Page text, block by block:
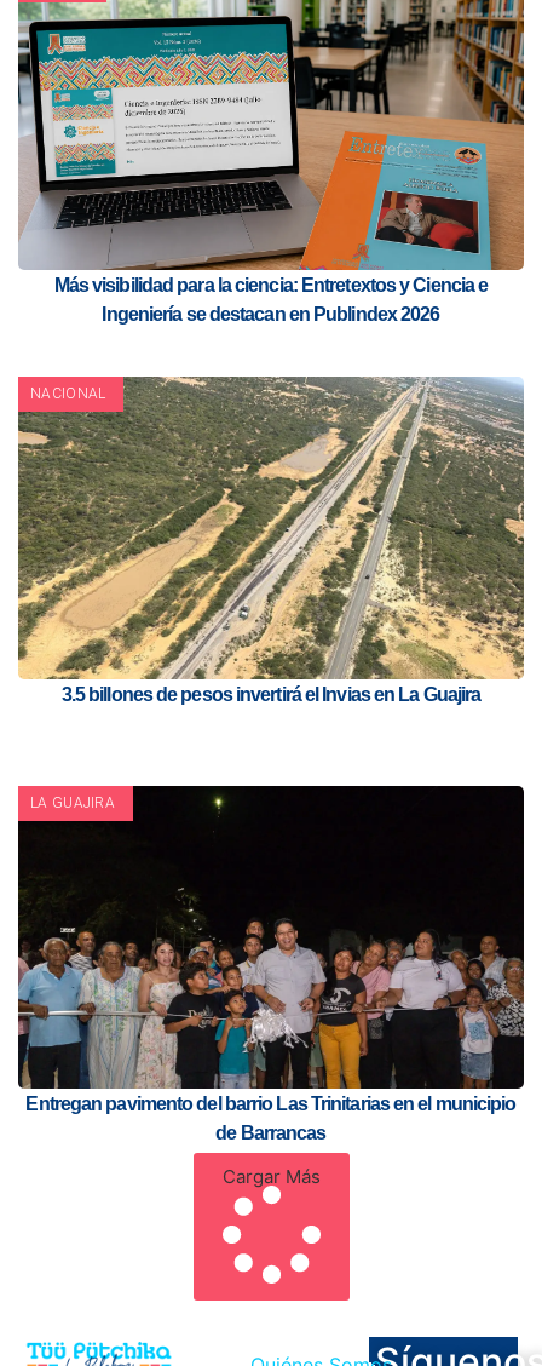
Más visibilidad para la ciencia: Entretextos y Ciencia e
Ingeniería se destacan en Publindex 2026
NACIONAL
3.5 billones de pesos invertirá el Invias en La Guajira
LA GUAJIRA
Entregan pavimento del barrio Las Trinitarias en el municipio
de Barrancas
Cargar Más